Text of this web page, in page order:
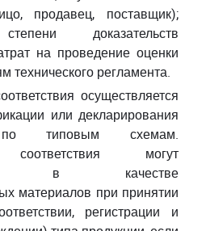
продавец, поставщик);
доказательств
на проведение оценки
технического регламента.
осуществляется
или декларирования
по типовым схемам.
могут
в качестве
материалов при принятии
регистрации и